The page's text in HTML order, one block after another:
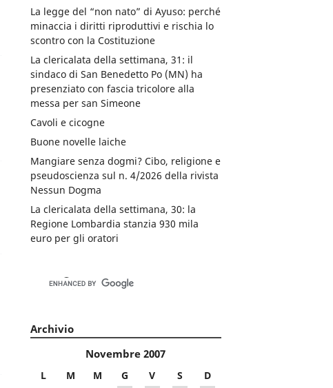
La legge del “non nato” di Ayuso: perché
minaccia i diritti riproduttivi e rischia lo
scontro con la Costituzione
La clericalata della settimana, 31: il
sindaco di San Benedetto Po (MN) ha
presenziato con fascia tricolore alla
messa per san Simeone
Cavoli e cicogne
Buone novelle laiche
Mangiare senza dogmi? Cibo, religione e
pseudoscienza sul n. 4/2026 della rivista
Nessun Dogma
La clericalata della settimana, 30: la
Regione Lombardia stanzia 930 mila
euro per gli oratori
Archivio
Novembre 2007
L M M G V S
D